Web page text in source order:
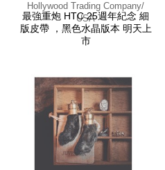
Hollywood Trading Company/
USA
最強重炮 HTC 25週年紀念 細
版皮帶 ，黑色水晶版本 明天上
市